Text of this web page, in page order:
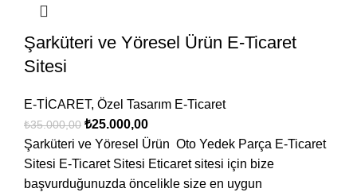
Şarküteri ve Yöresel Ürün E-Ticaret
Sitesi
E-TİCARET, Özel Tasarım E-Ticaret
₺35.000,00 ₺25.000,00
Şarküteri ve Yöresel Ürün Oto Yedek Parça E-Ticaret
Sitesi E-Ticaret Sitesi Eticaret sitesi için bize
başvurduğunuzda öncelikle size en uygun